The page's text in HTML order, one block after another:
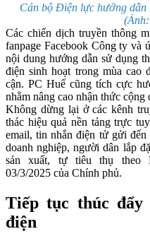
Cán bộ Điện lực hướng dẫn
Các chiến dịch truyền thông
fanpage Facebook Công ty
nội dung hướng dẫn sử dụng
điện sinh hoạt trong mùa cao
cận. PC Huế cũng tích cực
nhằm nâng cao nhận thức
Không dừng lại ở các kênh
thác hiệu quả nền tảng trực
email, tin nhắn điện tử gửi
doanh nghiệp, người dân lắp
sản xuất, tự tiêu thụ theo
03/3/2025 của Chính phủ.
Tiếp tục thúc
điện